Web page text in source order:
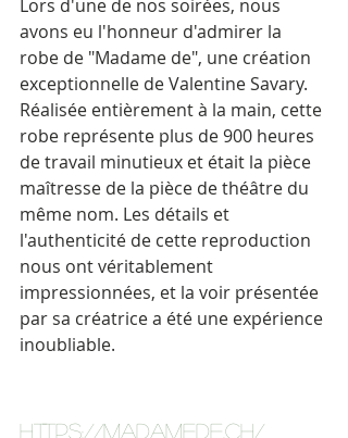
Lors d'une de nos soirées, nous
avons eu l'honneur d'admirer la
robe de "Madame de", une création
exceptionnelle de Valentine Savary.
Réalisée entièrement à la main, cette
robe représente plus de 900 heures
de travail minutieux et était la pièce
maîtresse de la pièce de théâtre du
même nom. Les détails et
l'authenticité de cette reproduction
nous ont véritablement
impressionnées, et la voir présentée
par sa créatrice a été une expérience
inoubliable.
https://madamede.ch/